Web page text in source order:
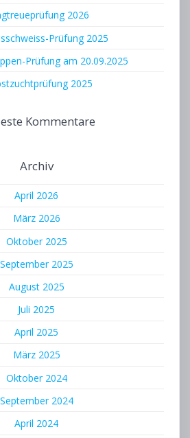
2026
Prüfung 2025
Prüfung am 20.09.2025
2025
Kommentare
Archiv
April 2026
März 2026
Oktober 2025
September 2025
August 2025
Juli 2025
April 2025
März 2025
Oktober 2024
September 2024
April 2024